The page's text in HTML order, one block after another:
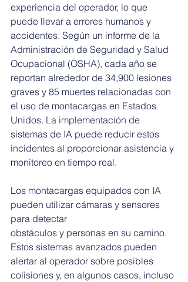
experiencia del operador, lo que
puede llevar a errores humanos y
accidentes. Según un informe de la
Administración de Seguridad y Salud
Ocupacional (OSHA), cada año se
reportan alrededor de 34,900 lesiones
graves y 85 muertes relacionadas con
el uso de montacargas en Estados
Unidos. La implementación de
sistemas de IA puede reducir estos
incidentes al proporcionar asistencia y
monitoreo en tiempo real.
Los montacargas equipados con IA
pueden utilizar cámaras y sensores
para detectar
obstáculos y personas en su camino.
Estos sistemas avanzados pueden
alertar al operador sobre posibles
colisiones y, en algunos casos, incluso